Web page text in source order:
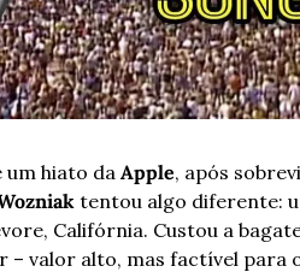
um hiato da Apple, após
tentou algo diferente:
Califórnia. Custou a
– valor alto, mas factível para